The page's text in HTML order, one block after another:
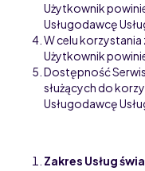
Użytkownik
Usługodawcę
W celu
Użytkownik
Dostępność
służących do
Usługodawcę
Zakres Usług